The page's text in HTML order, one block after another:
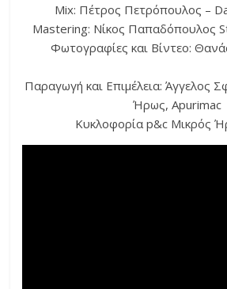
Mix: Πέτρος Πετρόπουλος –
Mastering: Νίκος Παπαδόπουλος
Φωτογραφίες και Βίντεο:
Παραγωγή και Επιμέλεια: Άγγελος
Ήρως, Apurimac
Κυκλοφορία p&c Μικρός